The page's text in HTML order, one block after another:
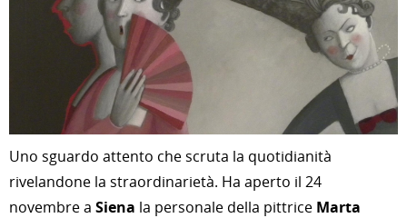
Uno sguardo attento che scruta la quotidianità
rivelandone la straordinarietà. Ha aperto il 24
novembre a Siena la personale della pittrice Marta